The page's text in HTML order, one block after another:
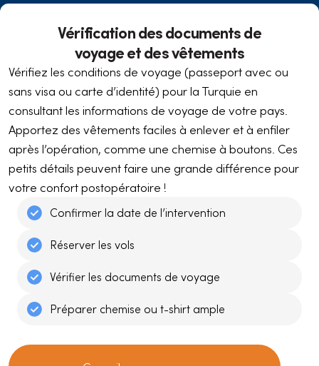
Vérification des documents de
voyage et des vêtements
Vérifiez les conditions de voyage (passeport avec ou
sans visa ou carte d’identité) pour la Turquie en
consultant les informations de voyage de votre pays.
Apportez des vêtements faciles à enlever et à enfiler
après l’opération, comme une chemise à boutons. Ces
petits détails peuvent faire une grande différence pour
votre confort postopératoire !
Confirmer la date de l’intervention
Réserver les vols
Vérifier les documents de voyage
Préparer chemise ou t-shirt ample